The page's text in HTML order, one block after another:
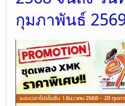
กุมภาพันธ์